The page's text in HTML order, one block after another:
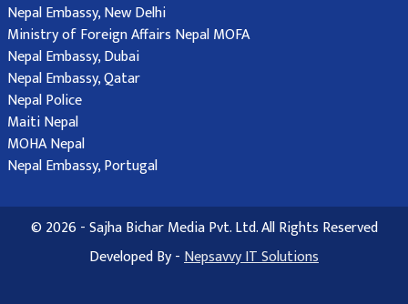
Nepal Embassy, New Delhi
Ministry of Foreign Affairs Nepal MOFA
Nepal Embassy, Dubai
Nepal Embassy, Qatar
Nepal Police
Maiti Nepal
MOHA Nepal
Nepal Embassy, Portugal
© 2026 - Sajha Bichar Media Pvt. Ltd. All Rights Reserved
Developed By -Nepsavvy IT Solutions